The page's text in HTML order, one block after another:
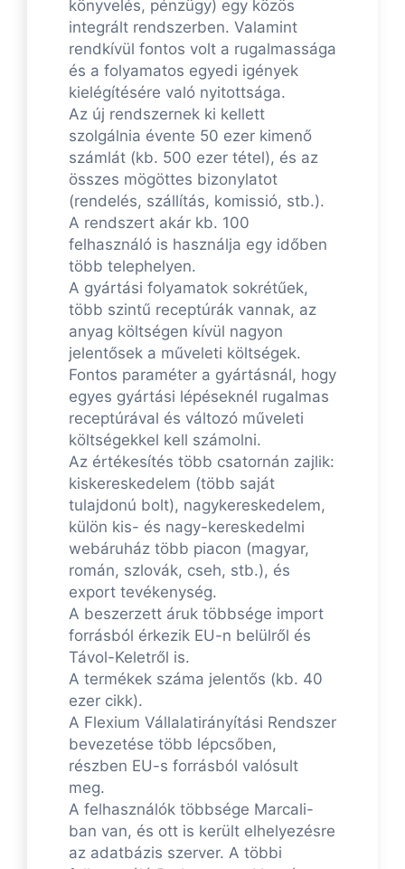
könyvelés, pénzügy) egy közös
integrált rendszerben. Valamint
rendkívül fontos volt a rugalmassága
és a folyamatos egyedi igények
kielégítésére való nyitottsága.
Az új rendszernek ki kellett
szolgálnia évente 50 ezer kimenő
számlát (kb. 500 ezer tétel), és az
összes mögöttes bizonylatot
(rendelés, szállítás, komissió, stb.).
A rendszert akár kb. 100
felhasználó is használja egy időben
több telephelyen.
A gyártási folyamatok sokrétűek,
több szintű receptúrák vannak, az
anyag költségen kívül nagyon
jelentősek a műveleti költségek.
Fontos paraméter a gyártásnál, hogy
egyes gyártási lépéseknél rugalmas
receptúrával és változó műveleti
költségekkel kell számolni.
Az értékesítés több csatornán zajlik:
kiskereskedelem (több saját
tulajdonú bolt), nagykereskedelem,
külön kis- és nagy-kereskedelmi
webáruház több piacon (magyar,
román, szlovák, cseh, stb.), és
export tevékenység.
A beszerzett áruk többsége import
forrásból érkezik EU-n belülről és
Távol-Keletről is.
A termékek száma jelentős (kb. 40
ezer cikk).
A Flexium Vállalatirányítási Rendszer
bevezetése több lépcsőben,
részben EU-s forrásból valósult
meg.
A felhasználók többsége Marcali-
ban van, és ott is került elhelyezésre
az adatbázis szerver. A többi